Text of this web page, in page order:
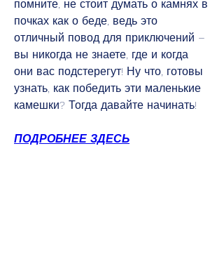
помните, не стоит думать о камнях в
почках как о беде, ведь это
отличный повод для приключений –
вы никогда не знаете, где и когда
они вас подстерегут! Ну что, готовы
узнать, как победить эти маленькие
камешки? Тогда давайте начинать!
ПОДРОБНЕЕ ЗДЕСЬ